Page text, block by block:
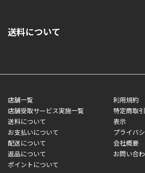
■代金引換(代引)※手数料がかかります
■商品によっては一部決済方法が使用できな
す。
ご注文が確認出来次第、1～4営業日に発送い
業日にてお引渡しとなります。(離島などの
メーカー直送品など一部商品については、
制限がかかる場合がございます。また発送日
異なる場合がございます。対象商品の説明ペ
い。
■店舗受取をご選択いただいた場合
ご注文が確認出来次第、お受取される店舗在
をさせていただきます。店舗に在庫がない場
送料について
店舗一覧
店舗受取サービス実施一覧
送料について
お支払いについて
配送について
返品について
ポイントについて
利用規約
特定商取
表示
プライバ
会社概要
お問い合